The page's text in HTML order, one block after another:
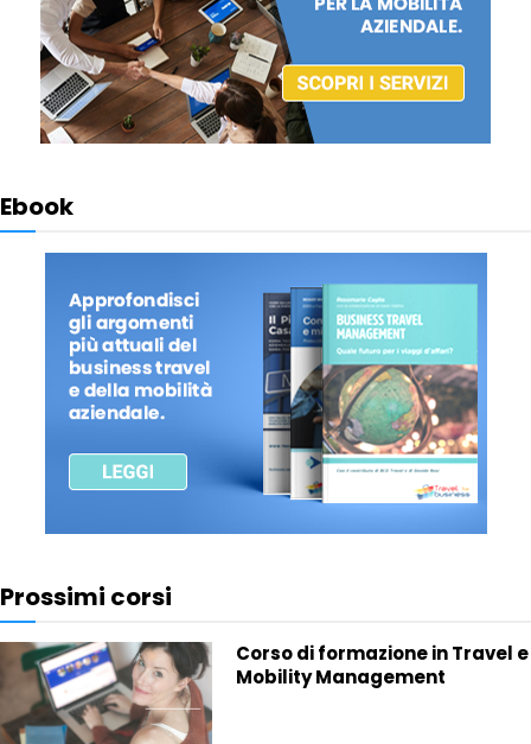
Ebook
Prossimi corsi
Corso di formazione in Travel e
Mobility Management